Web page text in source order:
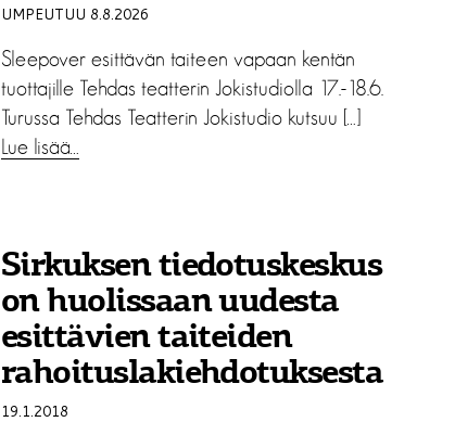
UMPEUTUU 8.8.2026
Sleepover esittävän taiteen vapaan kentän
tuottajille Tehdas teatterin Jokistudiolla 17.-18.6.
Turussa Tehdas Teatterin Jokistudio kutsuu […]
Lue lisää…
Sirkuksen tiedotuskeskus
on huolissaan uudesta
esittävien taiteiden
rahoituslakiehdotuksesta
19.1.2018